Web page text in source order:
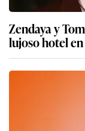
Zendaya y
lujoso hotel